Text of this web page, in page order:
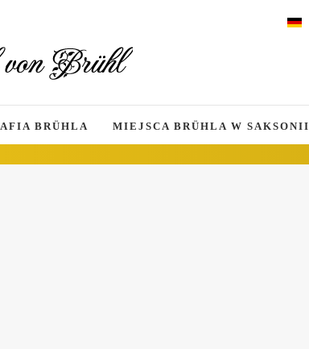
BRÜHLA MIEJSCA BRÜHLA W SAKSONII